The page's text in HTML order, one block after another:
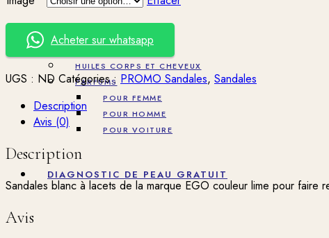
CORPS
HUILES CORPS ET CHEVEUX
PARFUMS
POUR FEMME
POUR HOMME
POUR VOITURE
DIAGNOSTIC DE PEAU GRATUIT
16500 CFA.8250 CFA.
Acheter sur whatsapp
UGS : ND Catégories : PROMO Sandales, Sandales
Description
Avis (0)
Description
Sandales blanc à lacets de la marque EGO couleur lime pour faire
Avis